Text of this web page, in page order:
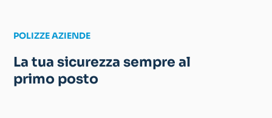
POLIZZE AZIENDE
La tua sicurezza sempre al
primo posto